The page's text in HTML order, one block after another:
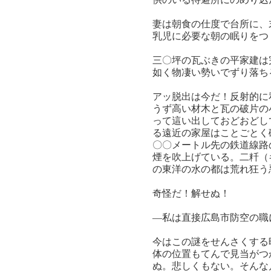
妻は朝食の仕度で台所に
乳児に必要な朝の眠りを
三〇坪の瓦ぶきの平家建
如く物凄い勢いでずり落
アッ脱出は今だ！反射的
うず高い材木と瓦の破片
って這い出しておどおど
る遠近の家屋はことごと
〇〇メートル先の鉄道線
煙を吹上げている。二粁
の東洋の水の都は荒れ狂
奇怪だ！解せぬ！
―私は直接広島市防空の
今はこの謎をせんさくす
体の位置もてんで見当が
ぬ。悲しくもない。そん